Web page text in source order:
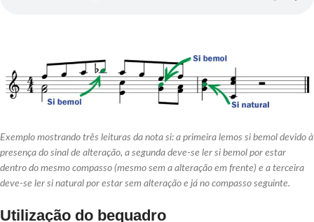
Exemplo mostrando três leituras da nota si: a primeira lemos si bemol devido à
presença do sinal de alteração, a segunda deve-se ler si bemol por estar
dentro do mesmo compasso (mesmo sem a alteração em frente) e a terceira
deve-se ler si natural por estar sem alteração e já no compasso seguinte.
Utilização do bequadro